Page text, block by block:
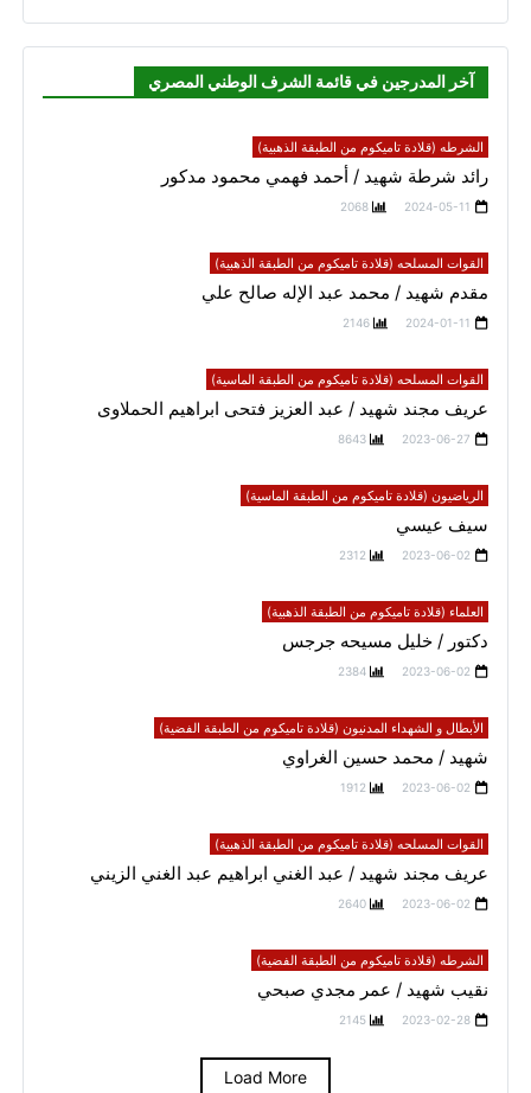
آخر المدرجين في قائمة الشرف الوطني المصري
الشرطه (قلادة تاميكوم من الطبقة الذهبية)
رائد شرطة شهيد / أحمد فهمي محمود مدكور
2024-05-11
2068
القوات المسلحه (قلادة تاميكوم من الطبقة الذهبية)
مقدم شهيد / محمد عبد الإله صالح علي
2024-01-11
2146
القوات المسلحه (قلادة تاميكوم من الطبقة الماسية)
عريف مجند شهيد / عبد العزيز فتحى ابراهيم الحملاوى
2023-06-27
8643
الرياضيون (قلادة تاميكوم من الطبقة الماسية)
سيف عيسي
2023-06-02
2312
العلماء (قلادة تاميكوم من الطبقة الذهبية)
دكتور / خليل مسيحه جرجس
2023-06-02
2384
الأبطال و الشهداء المدنيون (قلادة تاميكوم من الطبقة الفضية)
شهيد / محمد حسين الغراوي
2023-06-02
1912
القوات المسلحه (قلادة تاميكوم من الطبقة الذهبية)
عريف مجند شهيد / عبد الغني ابراهيم عبد الغني الزيني
2023-06-02
2640
الشرطه (قلادة تاميكوم من الطبقة الفضية)
نقيب شهيد / عمر مجدي صبحي
2023-02-28
2145
Load More